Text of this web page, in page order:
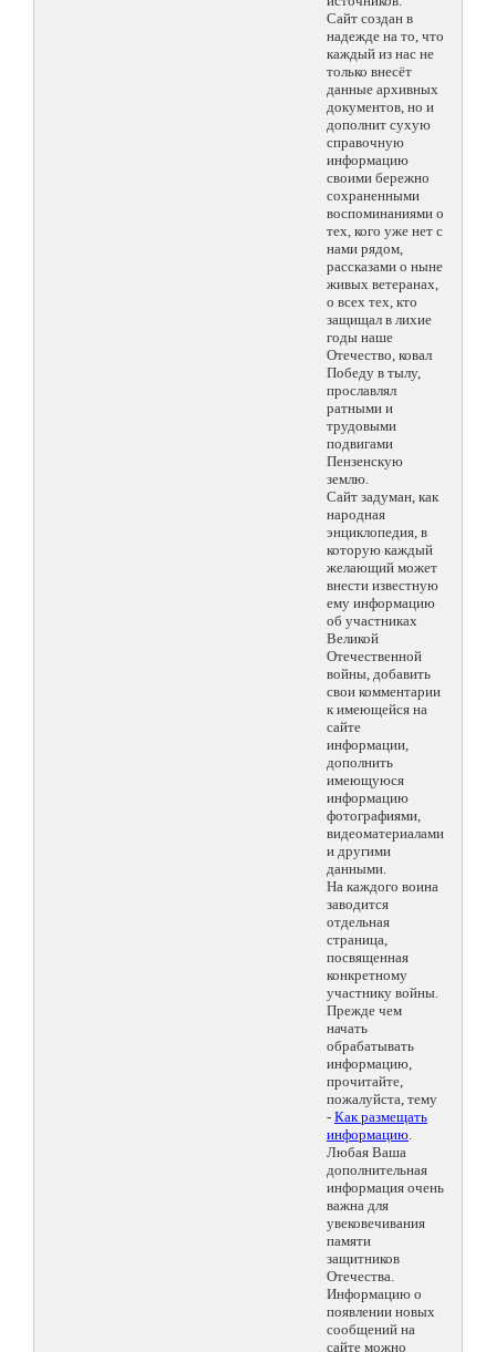
Сайт создан в
надежде на то, что
каждый из нас не
только внесёт
данные архивных
документов, но и
дополнит сухую
справочную
информацию
своими бережно
сохраненными
воспоминаниями о
тех, кого уже нет с
нами рядом,
рассказами о ныне
живых ветеранах,
о всех тех, кто
защищал в лихие
годы наше
Отечество, ковал
Победу в тылу,
прославлял
ратными и
трудовыми
подвигами
Пензенскую
землю.
Сайт задуман, как
народная
энциклопедия, в
которую каждый
желающий может
внести известную
ему информацию
об участниках
Великой
Отечественной
войны, добавить
свои комментарии
к имеющейся на
сайте
информации,
дополнить
имеющуюся
информацию
фотографиями,
видеоматериалами
и другими
данными.
На каждого воина
заводится
отдельная
страница,
посвященная
конкретному
участнику войны.
Прежде чем
начать
обрабатывать
информацию,
прочитайте,
пожалуйста, тему
- Как размещать
информацию.
Любая Ваша
дополнительная
информация очень
важна для
увековечивания
памяти
защитников
Отечества.
Информацию о
появлении новых
сообщений на
сайте можно